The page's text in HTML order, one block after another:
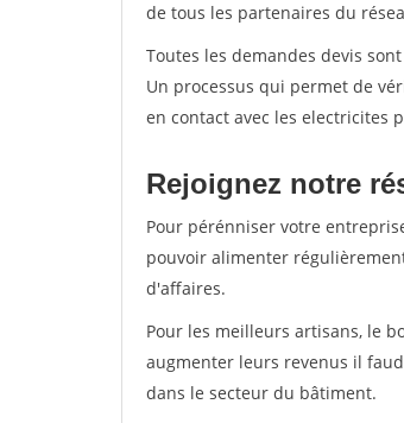
de tous les partenaires du
Toutes les demandes devis
Un processus qui permet de
en contact avec les electricites
Rejoignez notre
Pour pérénniser votre
pouvoir alimenter
d'affaires.
Pour les meilleurs artisans, le
augmenter leurs revenus il
dans le secteur du bâtiment.